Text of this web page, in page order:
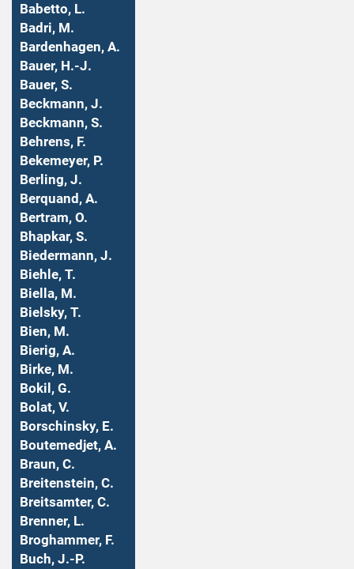
Babetto, L.
Badri, M.
Bardenhagen, A.
Bauer, H.-J.
Bauer, S.
Beckmann, J.
Beckmann, S.
Behrens, F.
Bekemeyer, P.
Berling, J.
Berquand, A.
Bertram, O.
Bhapkar, S.
Biedermann, J.
Biehle, T.
Biella, M.
Bielsky, T.
Bien, M.
Bierig, A.
Birke, M.
Bokil, G.
Bolat, V.
Borschinsky, E.
Boutemedjet, A.
Braun, C.
Breitenstein, C.
Breitsamter, C.
Brenner, L.
Broghammer, F.
Buch, J.-P.